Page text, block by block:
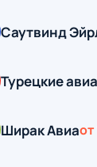
Саутвинд
Турецкие
Ширак Авиаот